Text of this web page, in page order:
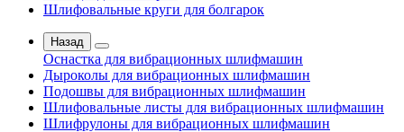
Шлифовальные круги для болгарок
Назад
Оснастка для вибрационных шлифмашин
Дыроколы для вибрационных шлифмашин
Подошвы для вибрационных шлифмашин
Шлифовальные листы для вибрационных шлифмашин
Шлифрулоны для вибрационных шлифмашин